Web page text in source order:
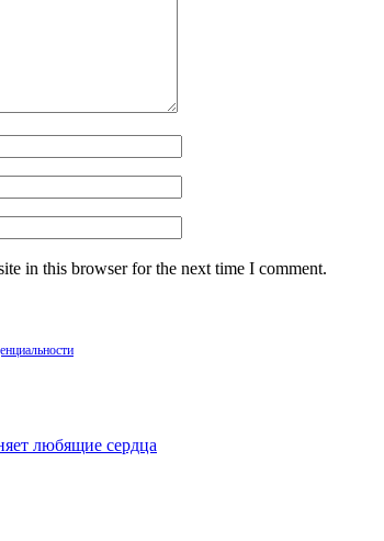
in this browser for the next time I comment.
любящие сердца